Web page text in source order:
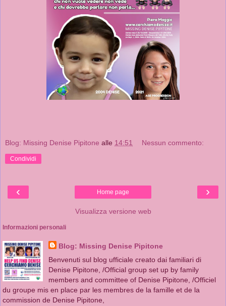
Blog: Missing Denise Pipitone alle 14:51 Nessun commento:
Condividi
‹ ›
Home page
Visualizza versione web
Informazioni personali
Blog: Missing Denise Pipitone
Benvenuti sul blog ufficiale creato dai familiari di
Denise Pipitone, /Official group set up by family
members and committee of Denise Pipitone, /Officiel
du groupe mis en place par les membres de la famille et de la
commission de Denise Pipitone,